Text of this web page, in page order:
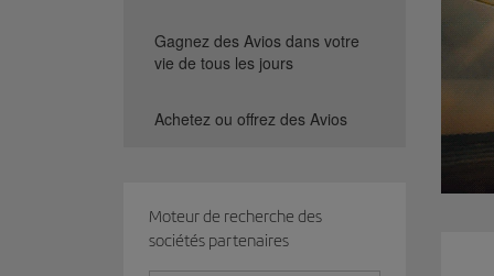
Gagnez des Avios dans votre
vie de tous les jours
Achetez ou offrez des Avios
Moteur de recherche des
sociétés partenaires